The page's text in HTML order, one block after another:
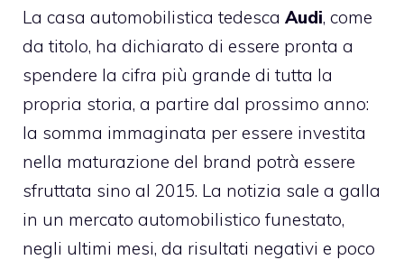
La casa automobilistica tedesca Audi, come
da titolo, ha dichiarato di essere pronta a
spendere la cifra più grande di tutta la
propria storia, a partire dal prossimo anno:
la somma immaginata per essere investita
nella maturazione del brand potrà essere
sfruttata sino al 2015. La notizia sale a galla
in un mercato automobilistico funestato,
negli ultimi mesi, da risultati negativi e poco